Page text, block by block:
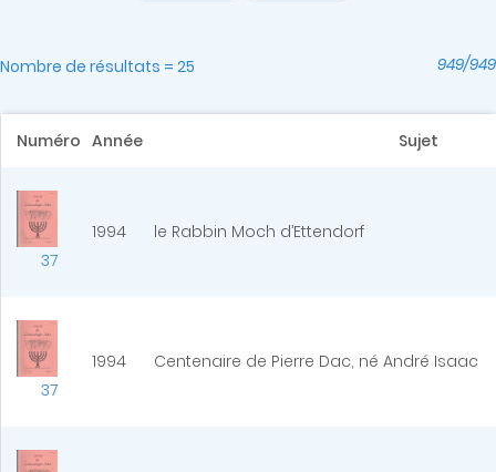
Nombre de résultats = 25 949/949
Numéro Année Sujet
37
1994 le Rabbin Moch d’Ettendorf
37
1994 Centenaire de Pierre Dac, né André Isaac